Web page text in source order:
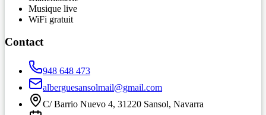
Musique live
WiFi gratuit
Contact
948 648 473
alberguesansolmail@gmail.com
C/ Barrio Nuevo 4, 31220 Sansol, Navarra